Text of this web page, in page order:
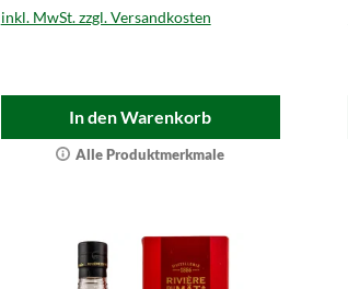
inkl. MwSt. zzgl. Versandkosten
In den Warenkorb
Alle Produktmerkmale